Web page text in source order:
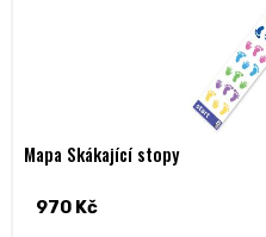
Mapa Skákající stopy
970 Kč